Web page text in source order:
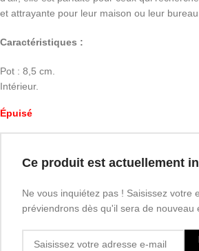
et attrayante pour leur maison ou leur bureau.
Caractéristiques :
Pot : 8,5 cm.
Intérieur.
Épuisé
Ce produit est actuellement
Ne vous inquiétez pas ! Saisissez votre
préviendrons dès qu'il sera de nouveau